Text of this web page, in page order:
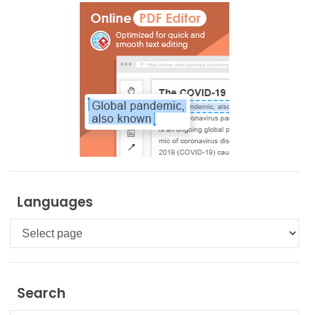
Languages
Languages
Search